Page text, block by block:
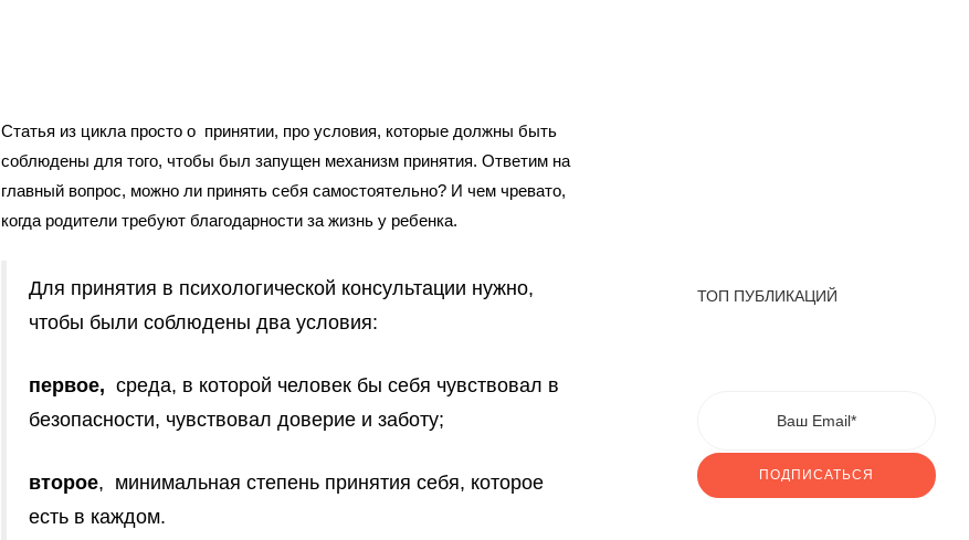
Статья из цикла просто о принятии, про условия, которые должны быть
соблюдены для того, чтобы был запущен механизм принятия. Ответим на
главный вопрос, можно ли принять себя самостоятельно? И чем чревато,
когда родители требуют благодарности за жизнь у ребенка.
Для принятия в психологической консультации нужно,
чтобы были соблюдены два условия:
первое, среда, в которой человек бы себя чувствовал в
безопасности, чувствовал доверие и заботу;
второе, минимальная степень принятия себя, которое
есть в каждом.
ТОП ПУБЛИКАЦИЙ
ПОДПИСАТЬСЯ